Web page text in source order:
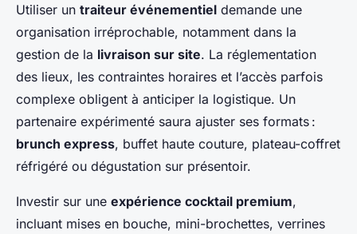
Utiliser un traiteur événementiel demande une
organisation irréprochable, notamment dans la
gestion de la livraison sur site. La réglementation
des lieux, les contraintes horaires et l’accès parfois
complexe obligent à anticiper la logistique. Un
partenaire expérimenté saura ajuster ses formats :
brunch express, buffet haute couture, plateau-coffret
réfrigéré ou dégustation sur présentoir.
Investir sur une expérience cocktail premium,
incluant mises en bouche, mini-brochettes, verrines